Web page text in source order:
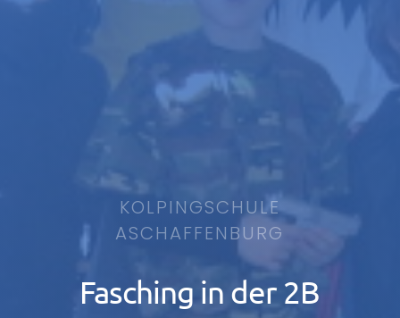
KOLPINGSCHULE
ASCHAFFENBURG
Fasching in der 2B